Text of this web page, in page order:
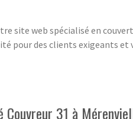
site web spécialisé en
pour des clients exigeants et
31 à